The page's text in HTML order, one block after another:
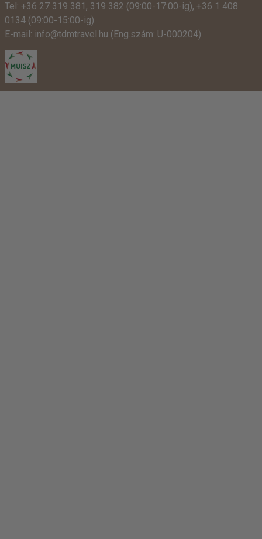
Tel: +36 27 319 381 , 319 382 (09:00-17:00-ig), +36 1 408
0134 (09:00-15:00-ig)
E-mail: info@tdmtravel.hu (Eng.szám: U-000204)